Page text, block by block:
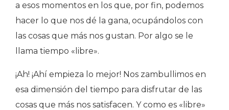
a esos momentos en los que, por fin, podemos
hacer lo que nos dé la gana, ocupándolos con
las cosas que más nos gustan. Por algo se le
llama tiempo «libre».
¡Ah! ¡Ahí empieza lo mejor! Nos zambullimos en
esa dimensión del tiempo para disfrutar de las
cosas que más nos satisfacen. Y como es «libre»